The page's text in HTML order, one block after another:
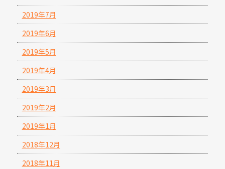
2019年7月
2019年6月
2019年5月
2019年4月
2019年3月
2019年2月
2019年1月
2018年12月
2018年11月